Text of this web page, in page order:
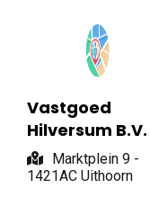
Vastgoed
Hilversum B.V.
Marktplein 9 -
1421AC Uithoorn